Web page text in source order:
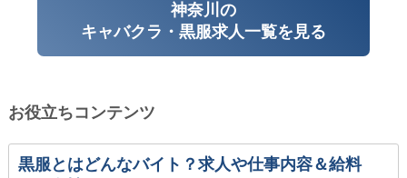
神奈川の
キャバクラ・黒服求人一覧を見る
お役立ちコンテンツ
黒服とはどんなバイト？求人や仕事内容＆給料